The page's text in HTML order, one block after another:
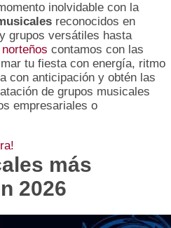
inolvidable con la
reconocidos en
grupos versátiles hasta
contamos con las
tu fiesta con energía, ritmo
con anticipación y obtén las
de grupos musicales
empresariales o
más
2026